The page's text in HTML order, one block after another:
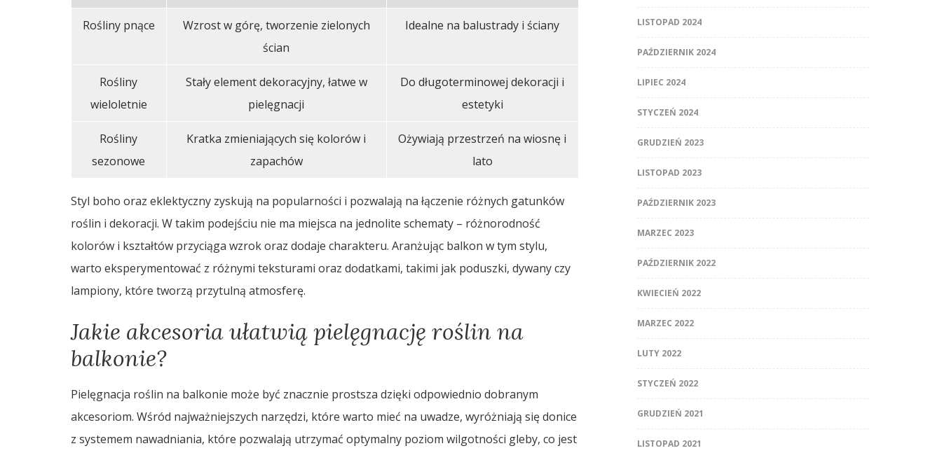
Rośliny pnące
Wzrost w górę, tworzenie zielonych
ścian
Idealne na balustrady i ściany
Rośliny
wieloletnie
Stały element dekoracyjny, łatwe w
pielęgnacji
Do długoterminowej dekoracji i
estetyki
Rośliny
sezonowe
Kratka zmieniających się kolorów i
zapachów
Ożywiają przestrzeń na wiosnę i
lato
Styl boho oraz eklektyczny zyskują na popularności i pozwalają na łączenie różnych gatunków
roślin i dekoracji. W takim podejściu nie ma miejsca na jednolite schematy – różnorodność
kolorów i kształtów przyciąga wzrok oraz dodaje charakteru. Aranżując balkon w tym stylu,
warto eksperymentować z różnymi teksturami oraz dodatkami, takimi jak poduszki, dywany czy
lampiony, które tworzą przytulną atmosferę.
Jakie akcesoria ułatwią pielęgnację roślin na
balkonie?
Pielęgnacja roślin na balkonie może być znacznie prostsza dzięki odpowiednio dobranym
akcesoriom. Wśród najważniejszych narzędzi, które warto mieć na uwadze, wyróżniają się donice
z systemem nawadniania, które pozwalają utrzymać optymalny poziom wilgotności gleby, co jest
LISTOPAD 2024
PAŹDZIERNIK 2024
LIPIEC 2024
STYCZEŃ 2024
GRUDZIEŃ 2023
LISTOPAD 2023
PAŹDZIERNIK 2023
MARZEC 2023
PAŹDZIERNIK 2022
KWIECIEŃ 2022
MARZEC 2022
LUTY 2022
STYCZEŃ 2022
GRUDZIEŃ 2021
LISTOPAD 2021